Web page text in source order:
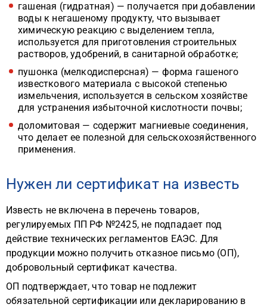
гашеная (гидратная) — получается при добавлении
воды к негашеному продукту, что вызывает
химическую реакцию с выделением тепла,
используется для приготовления строительных
растворов, удобрений, в санитарной обработке;
пушонка (мелкодисперсная) — форма гашеного
известкового материала с высокой степенью
измельчения, используется в сельском хозяйстве
для устранения избыточной кислотности почвы;
доломитовая — содержит магниевые соединения,
что делает ее полезной для сельскохозяйственного
применения.
Нужен ли сертификат на известь
Известь не включена в перечень товаров,
регулируемых ПП РФ №2425, не подпадает под
действие технических регламентов ЕАЭС. Для
продукции можно получить отказное письмо (ОП),
добровольный сертификат качества.
ОП подтверждает, что товар не подлежит
обязательной сертификации или декларированию в